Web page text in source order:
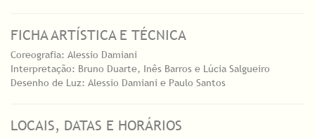
FICHA ARTÍSTICA E TÉCNICA
Coreografia: Alessio Damiani
Interpretação: Bruno Duarte, Inês Barros e Lúcia Salgueiro
Desenho de Luz: Alessio Damiani e Paulo Santos
LOCAIS, DATAS E HORÁRIOS